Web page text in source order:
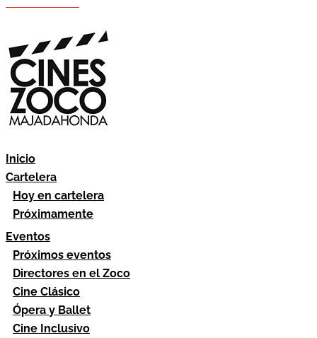
Inicio
Cartelera
Hoy en cartelera
Próximamente
Eventos
Próximos eventos
Directores en el Zoco
Cine Clásico
Ópera y Ballet
Cine Inclusivo